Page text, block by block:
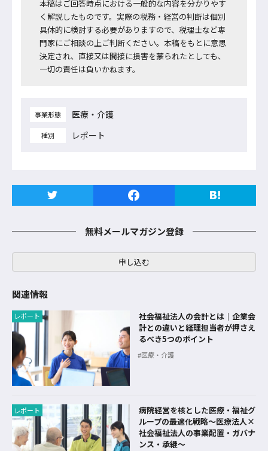
本稿はご回答時点における一般的な内容を分かりやす
く解説したものです。実際の税務・経営の判断は個別
具体的に検討する必要がありますので、税理士など専
門家にご相談の上ご判断ください。本稿をもとに意思
決定され、直接又は間接に損害を蒙られたとしても、
一切の責任は負いかねます。
事業形態 医療・介護
種別 レポート
無料メールマガジン登録
申し込む
関連情報
レポート
社会福祉法人の会計とは｜企業会
計との違いと経理担当者が押さえ
るべき5つのポイント
医療・介護
レポート
病院経営を核とした医療・福祉グ
ループの最適化戦略〜医療法人×
社会福祉法人の事業配置・ガバナ
ンス・承継〜